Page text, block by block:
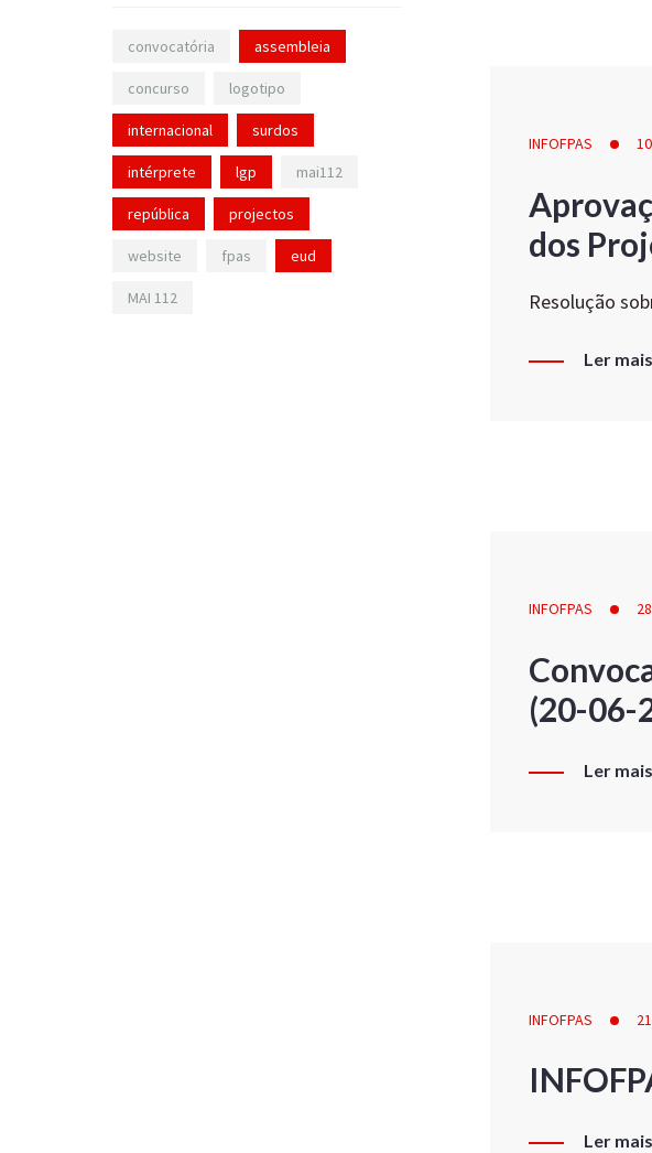
INFOFPAS
dos
Resolução
Ler mais
INFOFPAS
(20-06-
Ler mais
INFOFPAS
Ler mais
convocatória assembleia
concurso logotipo
internacional surdos
intérprete lgp mai112
república projectos
website fpas eud
MAI 112